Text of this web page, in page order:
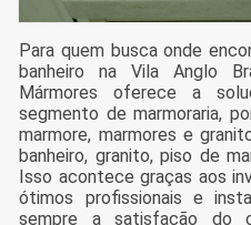
Para quem busca onde
banheiro na Vila Anglo
Mármores oferece a
segmento de marmoraria,
marmore, marmores e
banheiro, granito, piso de
Isso acontece graças aos
ótimos profissionais e
sempre a satisfação do